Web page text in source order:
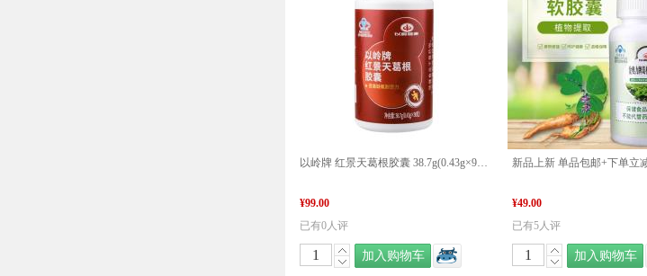
以岭牌 红景天葛根胶囊 38.7g(0.43g×90粒) 提高缺氧耐受力
¥99.00
已有0人评
加入购物车
¥49.00
已有5人评
加入购物车